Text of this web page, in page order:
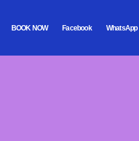
BOOK NOW Facebook WhatsApp